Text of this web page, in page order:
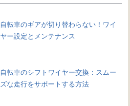
自転車のギアが切り替わらない！ワイ
ヤー設定とメンテナンス
自転車のシフトワイヤー交換：スムー
ズな走行をサポートする方法